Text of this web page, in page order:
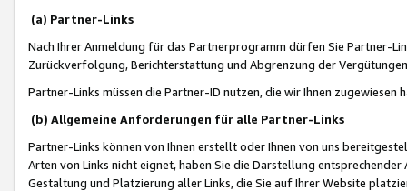
(a) Partner-Links
Nach Ihrer Anmeldung für das Partnerprogramm dürfen Sie Partner-
Zurückverfolgung, Berichterstattung und Abgrenzung der
Partner-Links müssen die Partner-ID nutzen, die wir Ihnen zugewiesen
(b) Allgemeine Anforderungen für alle Partner-Links
Partner-Links können von Ihnen erstellt oder Ihnen von uns
Arten von Links nicht eignet, haben Sie die Darstellung
Gestaltung und Platzierung aller Links, die Sie auf Ihrer Website